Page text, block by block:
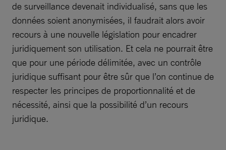
de surveillance devenait individualisé, sans que les
données soient anonymisées, il faudrait alors avoir
recours à une nouvelle législation pour encadrer
juridiquement son utilisation. Et cela ne pourrait être
que pour une période délimitée, avec un contrôle
juridique suffisant pour être sûr que l’on continue de
respecter les principes de proportionnalité et de
nécessité, ainsi que la possibilité d’un recours
juridique.